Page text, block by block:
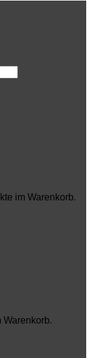
im Warenkorb.
Warenkorb.